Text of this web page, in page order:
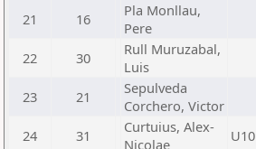
21
16
Pla Monllau,
Pere
22 30
Rull Muruzabal,
Luis
23 21
Sepulveda
Corchero, Victor
24 31
Curtuius, Alex-
Nicolae
U10